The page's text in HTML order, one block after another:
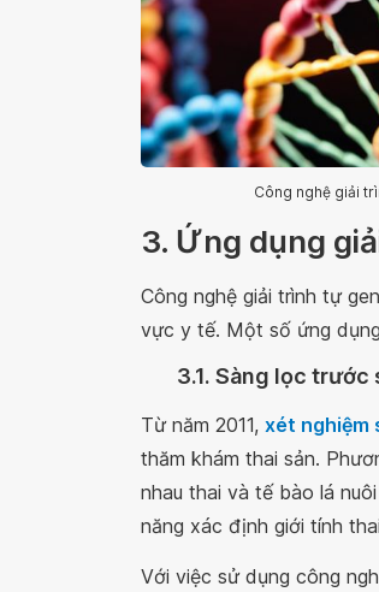
Công nghệ giải
3. Ứng dụng
Công nghệ giải trình tự
vực y tế. Một số ứng
3.1. Sàng lọc trước
Từ năm 2011, xét nghiệm
thăm khám thai sản.
nhau thai và tế bào lá
năng xác định giới tính
Với việc sử dụng công